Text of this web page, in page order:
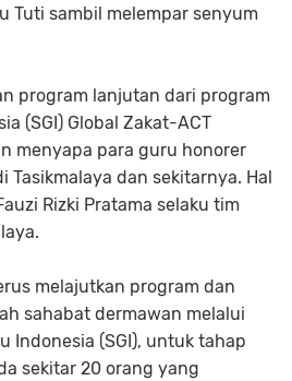
Tuti sambil melempar senyum
program lanjutan dari program
(SGI) Global Zakat-ACT
menyapa para guru honorer
Tasikmalaya dan sekitarnya. Hal
Rizki Pratama selaku tim
melajutkan program dan
sahabat dermawan melalui
Indonesia (SGI), untuk tahap
sekitar 20 orang yang